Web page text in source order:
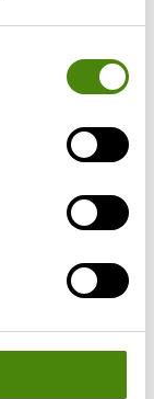
ja
määrä on